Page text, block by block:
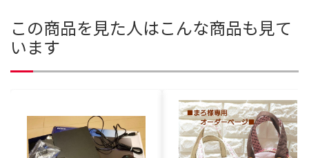
この商品を見た人はこんな商品も見て
います